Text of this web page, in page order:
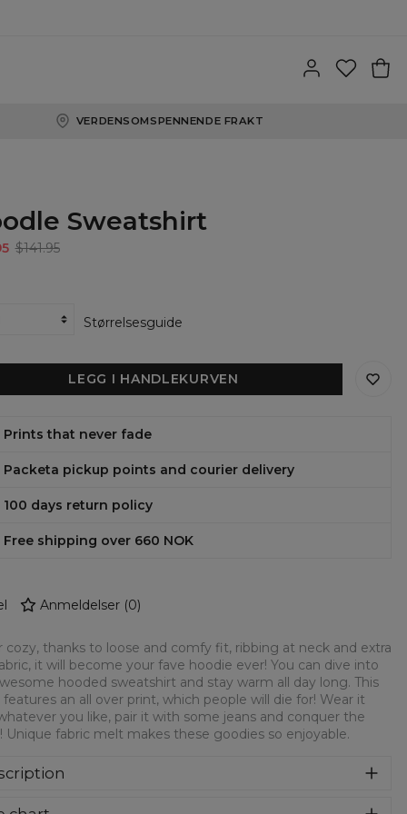
VERDENSOMSPENNENDE FRAKT
Sweatshirt
$141.95
Størrelsesguide
LEGG I HANDLEKURVEN
Prints that never fade
Packeta pickup points and courier delivery
100 days return policy
Free shipping over 660 NOK
Anmeldelser(0)
cozy, thanks to loose and comfy fit, ribbing at neck and extra
it will become your fave hoodie ever! You can dive into
hooded sweatshirt and stay warm all day long. This
features an all over print, which people will die for! Wear it
you like, pair it with some jeans and conquer the
Unique fabric melt makes these goodies so enjoyable.